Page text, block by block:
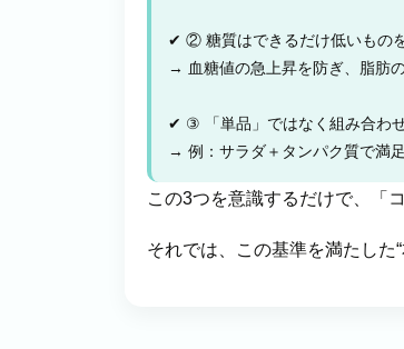
✔ ② 糖質はできるだけ低いもの
→ 血糖値の急上昇を防ぎ、脂肪
✔ ③ 「単品」ではなく組み合わ
→ 例：サラダ＋タンパク質で満
この3つを意識するだけで、「
それでは、この基準を満たした